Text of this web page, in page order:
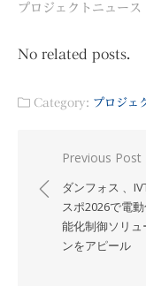
プロジェクトニュース
No related posts.
Category: プロジェ
稿
Previous Post
ダンフォス 、
スポ2026で電
能化制御ソリュ
ンをアピール